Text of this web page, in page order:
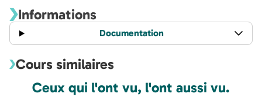
Informations
Documentation
Cours similaires
Ceux qui l'ont vu, l'ont aussi vu.